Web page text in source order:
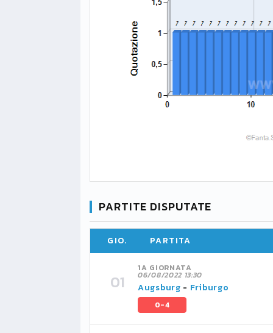
PARTITE DISPUTATE
GIO. PARTITA
1A GIORNATA
06/08/2022 13:30
Augsburg - Friburgo
0-4